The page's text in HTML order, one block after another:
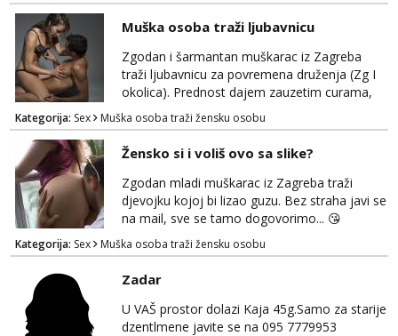
Muška osoba traži ljubavnicu
Zgodan i šarmantan muškarac iz Zagreba
traži ljubavnicu za povremena druženja (Zg I
okolica). Prednost dajem zauzetim curama,
jer vjerujem da im je diskrecija jako bitna kao
i meni. Javite se na mail gdje možemo
započeti razgovor... 💋
Kategorija: Sex Muška osoba traži žensku osobu
Žensko si i voliš ovo sa slike?
Zgodan mladi muškarac iz Zagreba traži
djevojku kojoj bi lizao guzu. Bez straha javi se
na mail, sve se tamo dogovorimo... 😘
Kategorija: Sex Muška osoba traži žensku osobu
Zadar
U VAŠ prostor dolazi Kaja 45g.Samo za starije
dzentlmene javite se na 095 7779953